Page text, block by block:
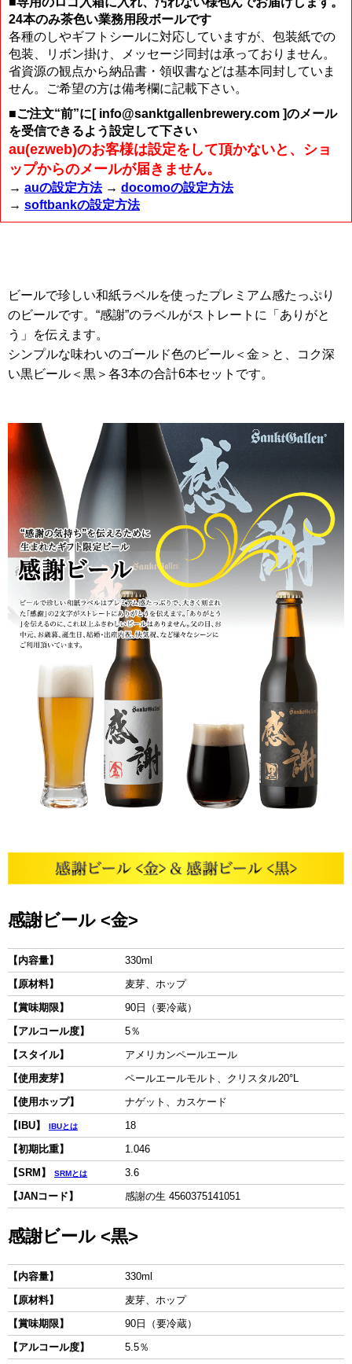
24本のみ茶色い業務用段ボールです
各種のしやギフトシールに対応していますが、包装紙での
包装、リボン掛け、メッセージ同封は承っておりません。
省資源の観点から納品書・領収書などは基本同封していま
せん。ご希望の方は備考欄に記載下さい。
■ご注文“前”に[ info@sanktgallenbrewery.com ]のメール
を受信できるよう設定して下さい
au(ezweb)のお客様は設定をして頂かないと、ショ
ップからのメールが届きません。
→ auの設定方法 → docomoの設定方法
→ softbankの設定方法
ビールで珍しい和紙ラベルを使ったプレミアム感たっぷり
のビールです。“感謝”のラベルがストレートに「ありがと
う」を伝えます。
シンプルな味わいのゴールド色のビール＜金＞と、コク深
い黒ビール＜黒＞各3本の合計6本セットです。
感謝ビール <金>
【内容量】
330ml
【原材料】
麦芽、ホップ
【賞味期限】
90日（要冷蔵）
【アルコール度】
5％
【スタイル】
アメリカンペールエール
【使用麦芽】
ペールエールモルト、クリスタル20°L
【使用ホップ】
ナゲット、カスケード
【IBU】
IBUとは
18
【初期比重】
1.046
【SRM】
SRMとは
3.6
【JANコード】
感謝の生 4560375141051
感謝ビール <黒>
【内容量】
330ml
【原材料】
麦芽、ホップ
【賞味期限】
90日（要冷蔵）
【アルコール度】
5.5％